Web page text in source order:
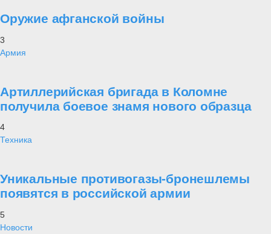
Оружие афганской войны
3
Армия
Артиллерийская бригада в Коломне
получила боевое знамя нового образца
4
Техника
Уникальные противогазы-бронешлемы
появятся в российской армии
5
Новости